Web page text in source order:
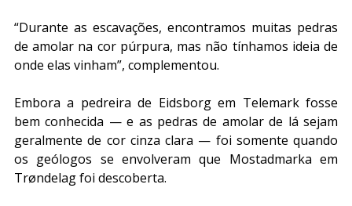
“Durante as escavações, encontramos muitas pedras
de amolar na cor púrpura, mas não tínhamos ideia de
onde elas vinham”, complementou.
Embora a pedreira de Eidsborg em Telemark fosse
bem conhecida — e as pedras de amolar de lá sejam
geralmente de cor cinza clara — foi somente quando
os geólogos se envolveram que Mostadmarka em
Trøndelag foi descoberta.